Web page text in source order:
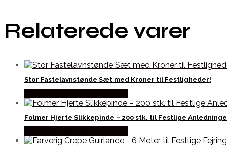
Relaterede varer
Stor Fastelavnstønde Sæt med Kroner til Festligheder!
Folmer Hjerte Slikkepinde – 200 stk. til Festlige